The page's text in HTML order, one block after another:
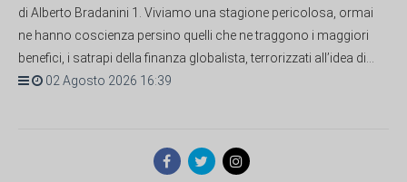
di Alberto Bradanini 1. Viviamo una stagione pericolosa, ormai
ne hanno coscienza persino quelli che ne traggono i maggiori
benefici, i satrapi della finanza globalista, terrorizzati all’idea di...
02 Agosto 2026 16:39